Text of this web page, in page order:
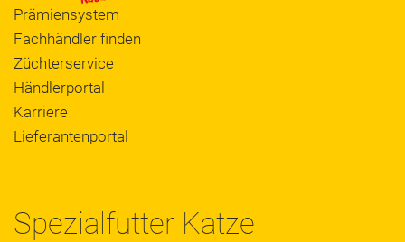
Prämiensystem
Fachhändler finden
Züchterservice
Händlerportal
Karriere
Lieferantenportal
Spezialfutter Katze